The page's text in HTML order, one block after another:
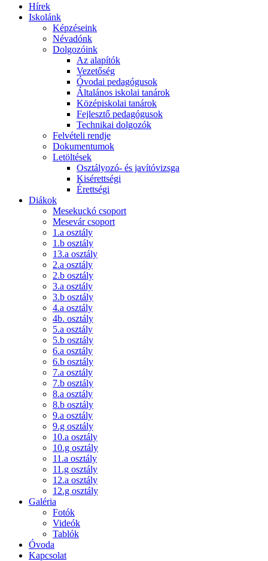
Hírek
Iskolánk
Képzéseink
Névadónk
Dolgozóink
Az alapítók
Vezetőség
Óvodai pedagógusok
Általános iskolai tanárok
Középiskolai tanárok
Fejlesztő pedagógusok
Technikai dolgozók
Felvételi rendje
Dokumentumok
Letöltések
Osztályozó- és javítóvizsga
Kisérettségi
Érettségi
Diákok
Mesekuckó csoport
Mesevár csoport
1.a osztály
1.b osztály
13.a osztály
2.a osztály
2.b osztály
3.a osztály
3.b osztály
4.a osztály
4b. osztály
5.a osztály
5.b osztály
6.a osztály
6.b osztály
7.a osztály
7.b osztály
8.a osztály
8.b osztály
9.a osztály
9.g osztály
10.a osztály
10.g osztály
11.a osztály
11.g osztály
12.a osztály
12.g osztály
Galéria
Fotók
Videók
Tablók
Óvoda
Kapcsolat